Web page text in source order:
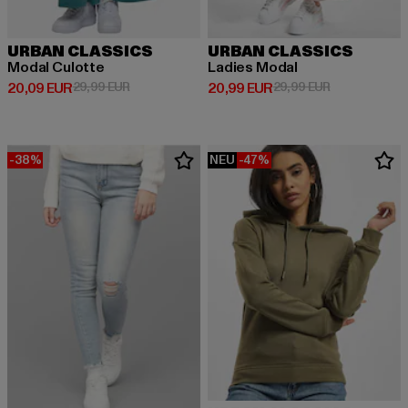
URBAN CLASSICS
Modal Culotte
20,09 EUR
Derzeitiger Preis: 20,09 EUR
29,99 EURAktionspreis: 29,99 EUR
URBAN CLASSICS
Ladies Modal
20,99 EUR
Derzeitiger Preis: 20,99 EUR
29,99 EURAktionspreis:
-38% NEU -47%